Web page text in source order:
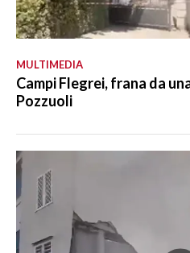
MULTIMEDIA
Campi Flegrei, frana da
Pozzuoli